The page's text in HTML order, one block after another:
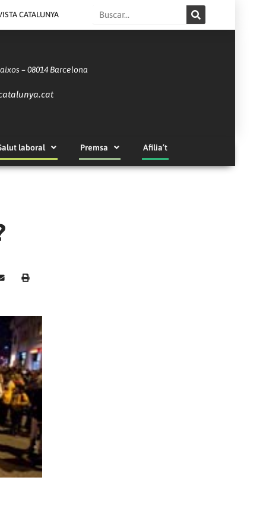
CATALUNYA Search
– 08014 Barcelona
laboral Premsa Afilia’t